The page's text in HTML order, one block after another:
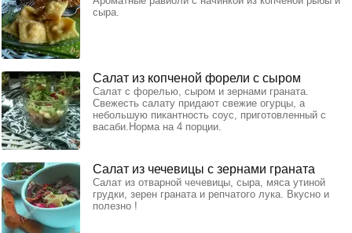
сыра.
Салат из копченой форели с сыром
Салат с форелью, сыром и зернами граната.
Свежесть салату придают свежие огурцы, а
небольшую пикантность соус, приготовленный с
васаби.Норма на 4 порции.
Салат из чечевицы с зернами граната
Салат из отварной чечевицы, сыра, мяса утиной
грудки, зерен граната и репчатого лука. Вкусно и
полезно !